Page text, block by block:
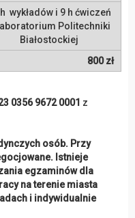
wykładów i 9 h ćwiczeń
Politechniki
Białostockiej
800 zł
0356 9672 0001 z
osób. Przy
Istnieje
egzaminów dla
na terenie miasta
i indywidualnie